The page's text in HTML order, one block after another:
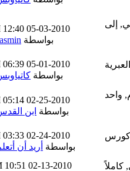
05-03-2010
12:40 PM
بواسطةJasmin
05-01-2010
06:39 PM
بواسطةكاتياوبس
02-25-2010
05:14 PM
بواسطةابن القدس
02-24-2010
03:33 PM
بواسطةأريد أن أتعلم
02-13-2010
10:51 AM